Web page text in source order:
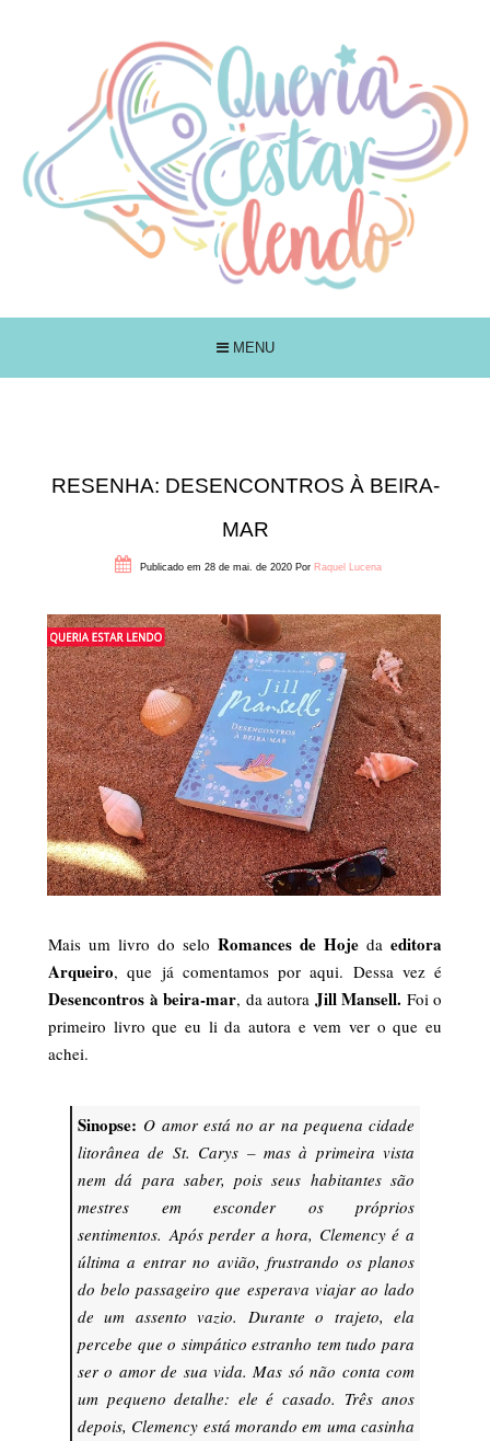
MENU
RESENHA: DESENCONTROS À BEIRA-
MAR
Publicado em 28 de mai. de 2020 Por Raquel Lucena
Mais um livro do selo Romances de Hoje da editora
Arqueiro, que já comentamos por aqui. Dessa vez é
Desencontros à beira-mar, da autora Jill Mansell. Foi o
primeiro livro que eu li da autora e vem ver o que eu
achei.
Sinopse: O amor está no ar na pequena cidade
litorânea de St. Carys – mas à primeira vista
nem dá para saber, pois seus habitantes são
mestres em esconder os próprios
sentimentos.Após perder a hora, Clemency é a
última a entrar no avião, frustrando os planos
do belo passageiro que esperava viajar ao lado
de um assento vazio. Durante o trajeto, ela
percebe que o simpático estranho tem tudo para
ser o amor de sua vida. Mas só não conta com
um pequeno detalhe: ele é casado. Três anos
depois, Clemency está morando em uma casinha